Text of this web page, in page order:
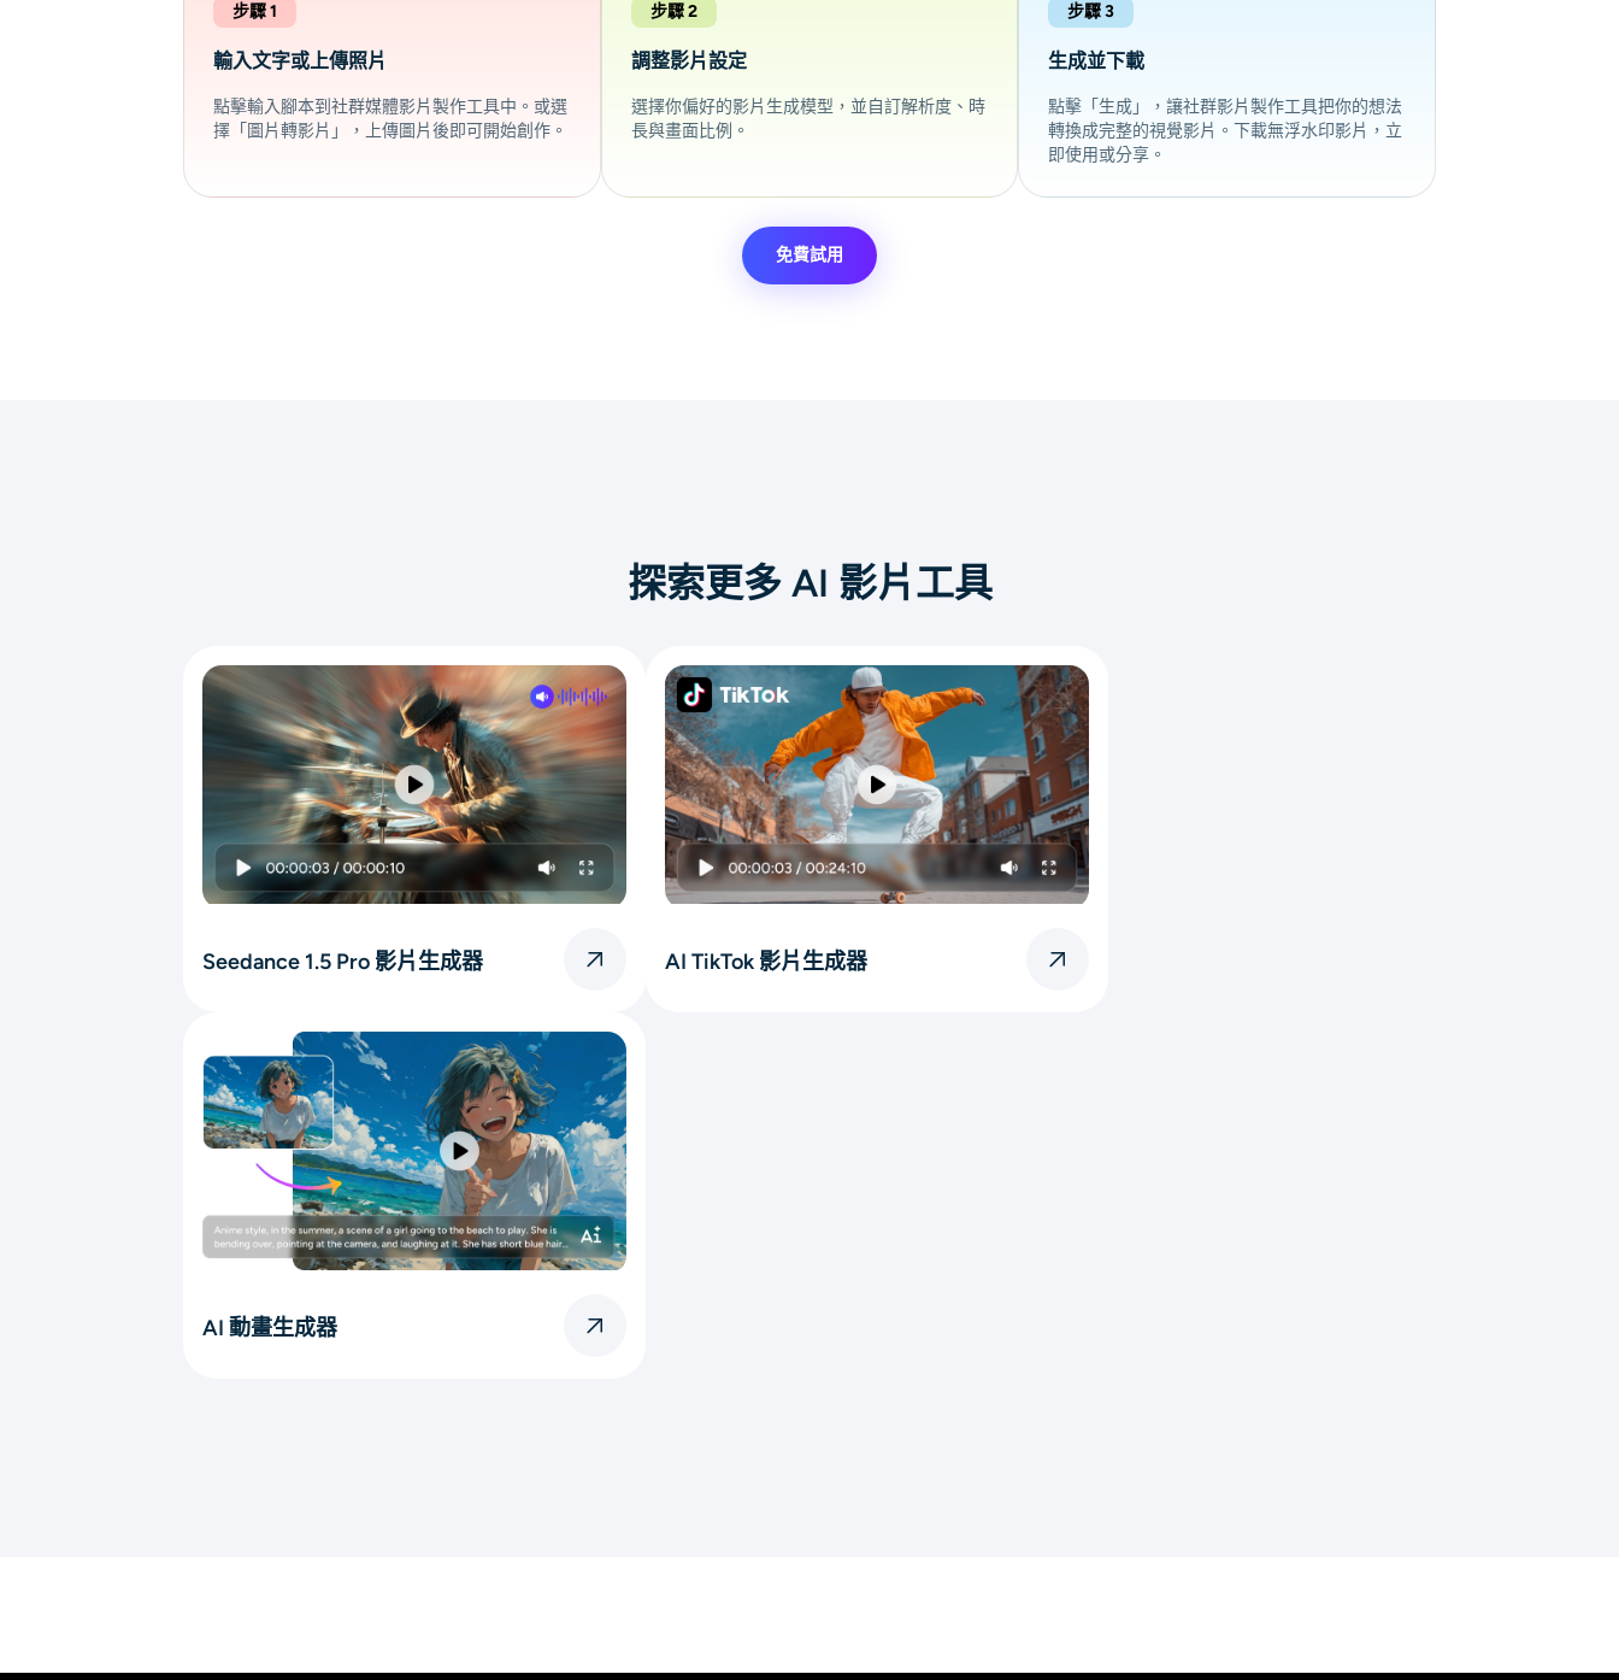
步驟 1
輸入文字或上傳照片
點擊輸入腳本到社群媒體影片製作工具中。或選
擇「圖片轉影片」，上傳圖片後即可開始創作。
步驟 2
調整影片設定
選擇你偏好的影片生成模型，並自訂解析度、時
長與畫面比例。
步驟 3
生成並下載
點擊「生成」，讓社群影片製作工具把你的想法
轉換成完整的視覺影片。下載無浮水印影片，立
即使用或分享。
免費試用
探索更多 AI 影片工具
Seedance 1.5 Pro 影片生成器 AI TikTok 影片生成器
AI 動畫生成器